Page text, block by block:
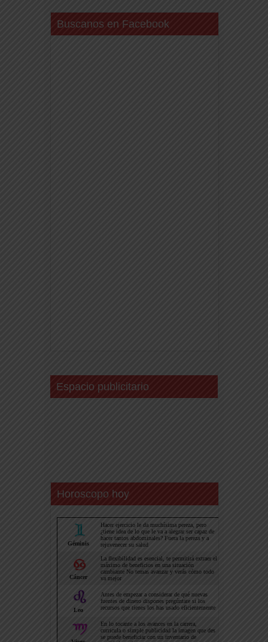
Buscanos en Facebook
Espacio publicitario
Horoscopo hoy